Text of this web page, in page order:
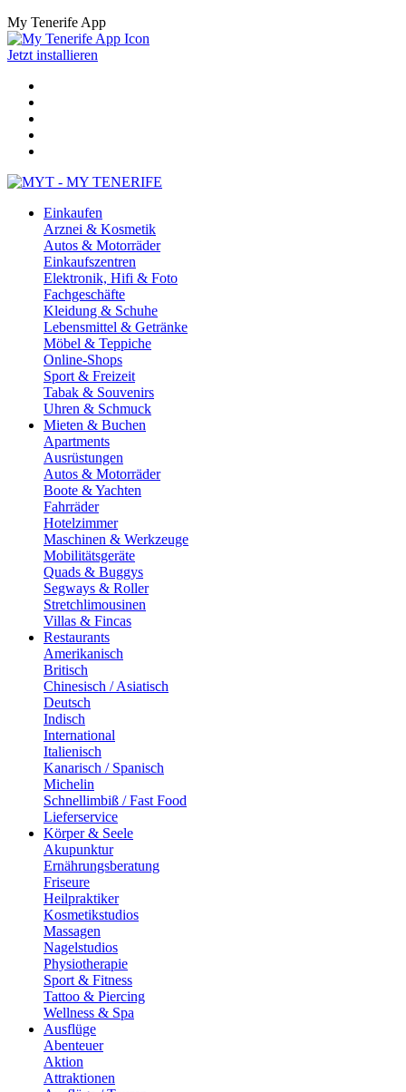
My Tenerife App
Jetzt installieren
Einkaufen
Arznei & Kosmetik
Autos & Motorräder
Einkaufszentren
Elektronik, Hifi & Foto
Fachgeschäfte
Kleidung & Schuhe
Lebensmittel & Getränke
Möbel & Teppiche
Online-Shops
Sport & Freizeit
Tabak & Souvenirs
Uhren & Schmuck
Mieten & Buchen
Apartments
Ausrüstungen
Autos & Motorräder
Boote & Yachten
Fahrräder
Hotelzimmer
Maschinen & Werkzeuge
Mobilitätsgeräte
Quads & Buggys
Segways & Roller
Stretchlimousinen
Villas & Fincas
Restaurants
Amerikanisch
Britisch
Chinesisch / Asiatisch
Deutsch
Indisch
International
Italienisch
Kanarisch / Spanisch
Michelin
Schnellimbiß / Fast Food
Lieferservice
Körper & Seele
Akupunktur
Ernährungsberatung
Friseure
Heilpraktiker
Kosmetikstudios
Massagen
Nagelstudios
Physiotherapie
Sport & Fitness
Tattoo & Piercing
Wellness & Spa
Ausflüge
Abenteuer
Aktion
Attraktionen